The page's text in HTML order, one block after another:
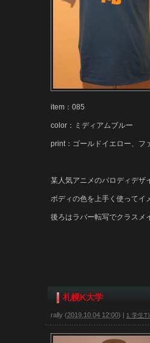
item：085
color：ミディアムブルー
print：ゴールドイエロー、フ
某人気アニメのパロディデザ
ボディの色を上手く使ってイ
後ろはラバー転写でクラス
札幌K大学
rally (2019.10.04 12:00) | 1 学生T